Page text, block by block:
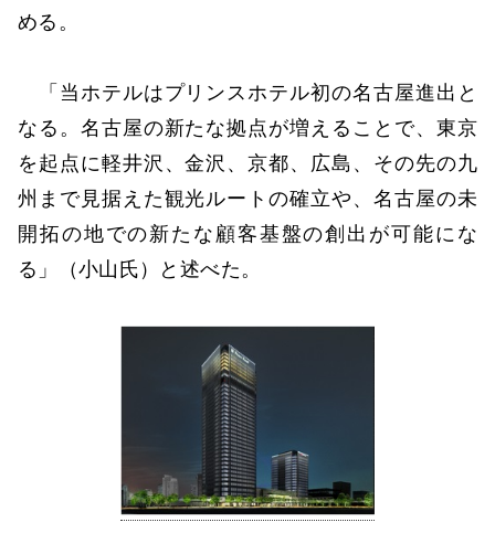
める。
「当ホテルはプリンスホテル初の名古屋進出と
なる。名古屋の新たな拠点が増えることで、東京
を起点に軽井沢、金沢、京都、広島、その先の九
州まで見据えた観光ルートの確立や、名古屋の未
開拓の地での新たな顧客基盤の創出が可能にな
る」（小山氏）と述べた。